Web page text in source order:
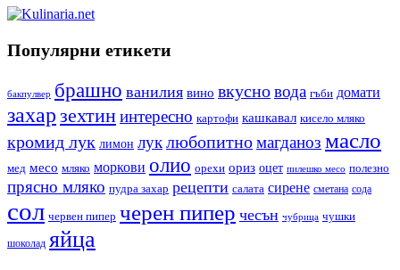
Популярни етикети
бакпулвер брашно ванилия вино вкусновода гъби домати
захар зехтининтересно картофи кашкавал кисело мляко
кромид лук лимон луклюбопитномагданоз масло
мед месо мляко моркови олио орехи ориз оцет пилешко месо полезно
прясно мляко пудра захар рецепти салата сирене сметана сода
сол червен пипер черен пипер чесън чубрица чушки
шоколад яйца